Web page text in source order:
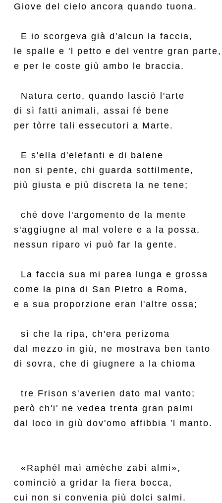
Giove del cielo ancora quando tuona.
  E io scorgeva già d'alcun la faccia,
le spalle e 'l petto e del ventre gran parte,
e per le coste giù ambo le braccia.
  Natura certo, quando lasciò l'arte
di sì fatti animali, assai fé bene
per tòrre tali essecutori a Marte.
  E s'ella d'elefanti e di balene
non si pente, chi guarda sottilmente,
più giusta e più discreta la ne tene;
  ché dove l'argomento de la mente
s'aggiugne al mal volere e a la possa,
nessun riparo vi può far la gente.
  La faccia sua mi parea lunga e grossa
come la pina di San Pietro a Roma,
e a sua proporzione eran l'altre ossa;
  sì che la ripa, ch'era perizoma
dal mezzo in giù, ne mostrava ben tanto
di sovra, che di giugnere a la chioma
  tre Frison s'averien dato mal vanto;
però ch'i' ne vedea trenta gran palmi
dal loco in giù dov'omo affibbia 'l manto.
  «Raphél maì amèche zabì almi»,
cominciò a gridar la fiera bocca,
cui non si convenia più dolci salmi.